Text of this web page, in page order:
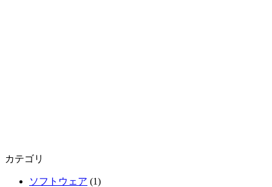
カテゴリ
ソフトウェア (1)